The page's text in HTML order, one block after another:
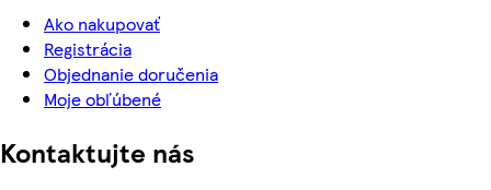
Ako nakupovať
Registrácia
Objednanie doručenia
Moje obľúbené
Kontaktujte nás